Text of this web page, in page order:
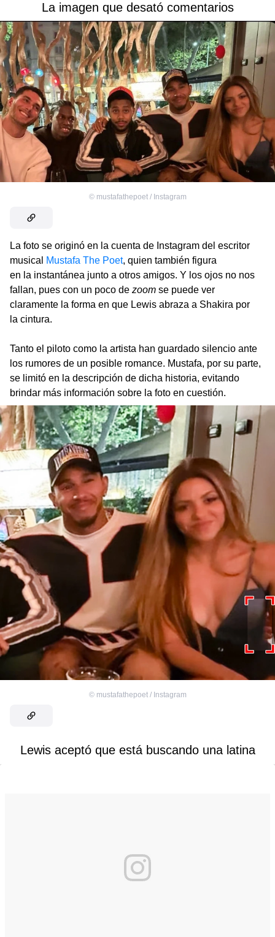
La imagen que desató comentarios
© mustafathepoet / Instagram
La foto se originó en la cuenta de Instagram del escritor
musical
Mustafa The Poet, quien también figura
en la instantánea junto a otros amigos. Y los ojos no nos
fallan, pues con un poco de zoom se puede ver
claramente la forma en que Lewis abraza a Shakira por
la cintura.
Tanto el piloto como la artista han guardado silencio ante
los rumores de un posible romance. Mustafa, por su parte,
se limitó en la descripción de dicha historia, evitando
brindar más información sobre la foto en cuestión.
© mustafathepoet / Instagram
Lewis aceptó que está buscando una latina